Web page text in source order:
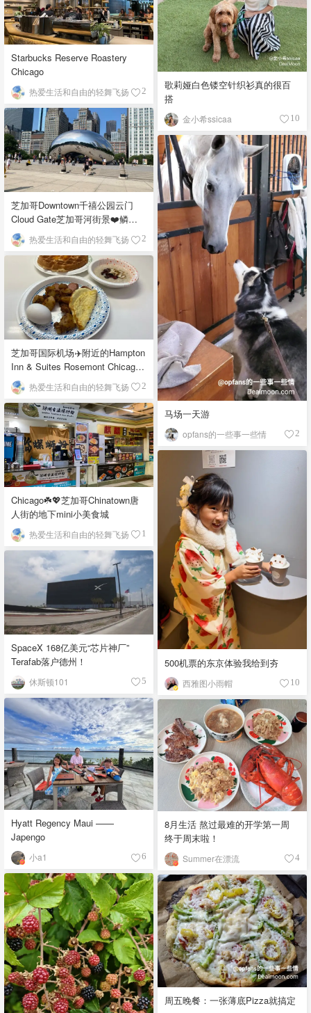
歌莉娅白色镂空针织衫真的很百
搭
金小希ssicaa 10
Starbucks Reserve Roastery
Chicago
热爱生活和自由的轻舞飞扬 2
芝加哥Downtown千禧公园云门
Cloud Gate芝加哥河街景❤️鳞次
栉比的高楼
热爱生活和自由的轻舞飞扬 2
马场一天游
opfans的一些事一些情 2
芝加哥国际机场✈️附近的Hampton
Inn & Suites Rosemont Chicago
O'Hare自助早餐
热爱生活和自由的轻舞飞扬 2
Chicago☘️💖芝加哥Chinatown唐
人街的地下mini小美食城
热爱生活和自由的轻舞飞扬 1
500机票的东京体验我给到夯
西雅图小雨帽 10
SpaceX 168亿美元“芯片神厂”
Terafab落户德州！
休斯顿101 5
Hyatt Regency Maui ——
Japengo
小a1 6
8月生活 熬过最难的开学第一周
终于周末啦！
Summer在漂流 4
周五晚餐：一张薄底Pizza就搞定